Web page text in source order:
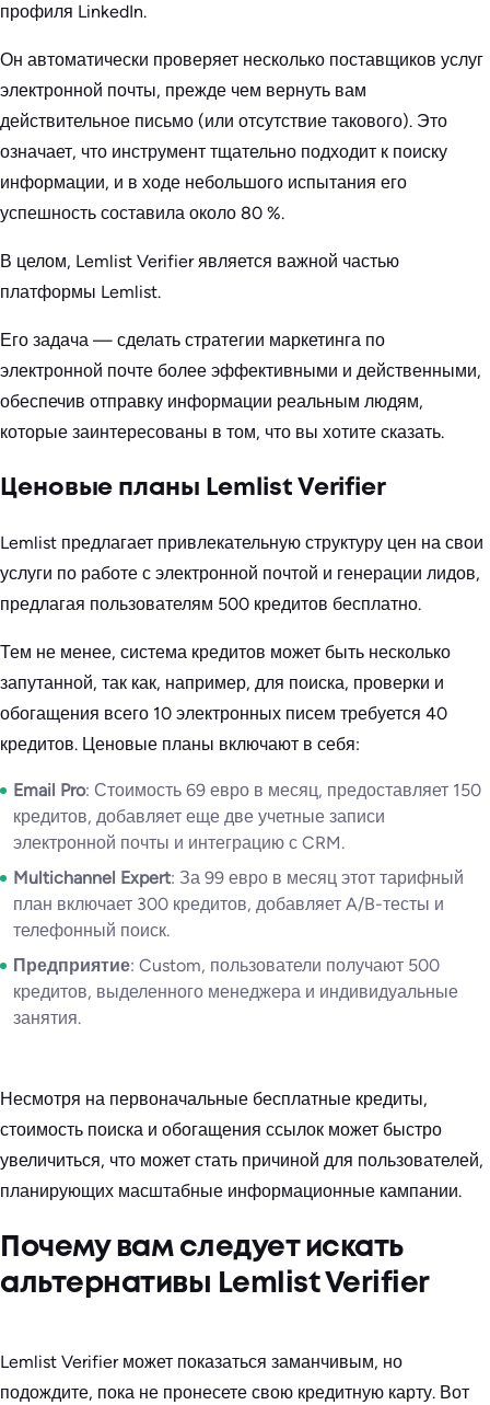
профиля LinkedIn.
Он автоматически проверяет несколько поставщиков услуг
электронной почты, прежде чем вернуть вам
действительное письмо (или отсутствие такового). Это
означает, что инструмент тщательно подходит к поиску
информации, и в ходе небольшого испытания его
успешность составила около 80 %.
В целом, Lemlist Verifier является важной частью
платформы Lemlist.
Его задача — сделать стратегии маркетинга по
электронной почте более эффективными и действенными,
обеспечив отправку информации реальным людям,
которые заинтересованы в том, что вы хотите сказать.
Ценовые планы Lemlist Verifier
Lemlist предлагает привлекательную структуру цен на свои
услуги по работе с электронной почтой и генерации лидов,
предлагая пользователям 500 кредитов бесплатно.
Тем не менее, система кредитов может быть несколько
запутанной, так как, например, для поиска, проверки и
обогащения всего 10 электронных писем требуется 40
кредитов. Ценовые планы включают в себя:
Email Pro: Стоимость 69 евро в месяц, предоставляет 150
кредитов, добавляет еще две учетные записи
электронной почты и интеграцию с CRM.
Multichannel Expert: За 99 евро в месяц этот тарифный
план включает 300 кредитов, добавляет A/B-тесты и
телефонный поиск.
Предприятие: Custom, пользователи получают 500
кредитов, выделенного менеджера и индивидуальные
занятия.
Несмотря на первоначальные бесплатные кредиты,
стоимость поиска и обогащения ссылок может быстро
увеличиться, что может стать причиной для пользователей,
планирующих масштабные информационные кампании.
Почему вам следует искать
альтернативы Lemlist Verifier
Lemlist Verifier может показаться заманчивым, но
подождите, пока не пронесете свою кредитную карту. Вот